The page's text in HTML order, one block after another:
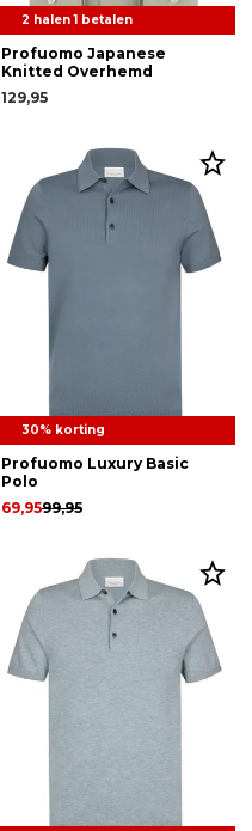
2 halen 1 betalen
Profuomo Japanese
Knitted Overhemd
129,95
30% korting
Profuomo Luxury Basic
Polo
99,95
69,95